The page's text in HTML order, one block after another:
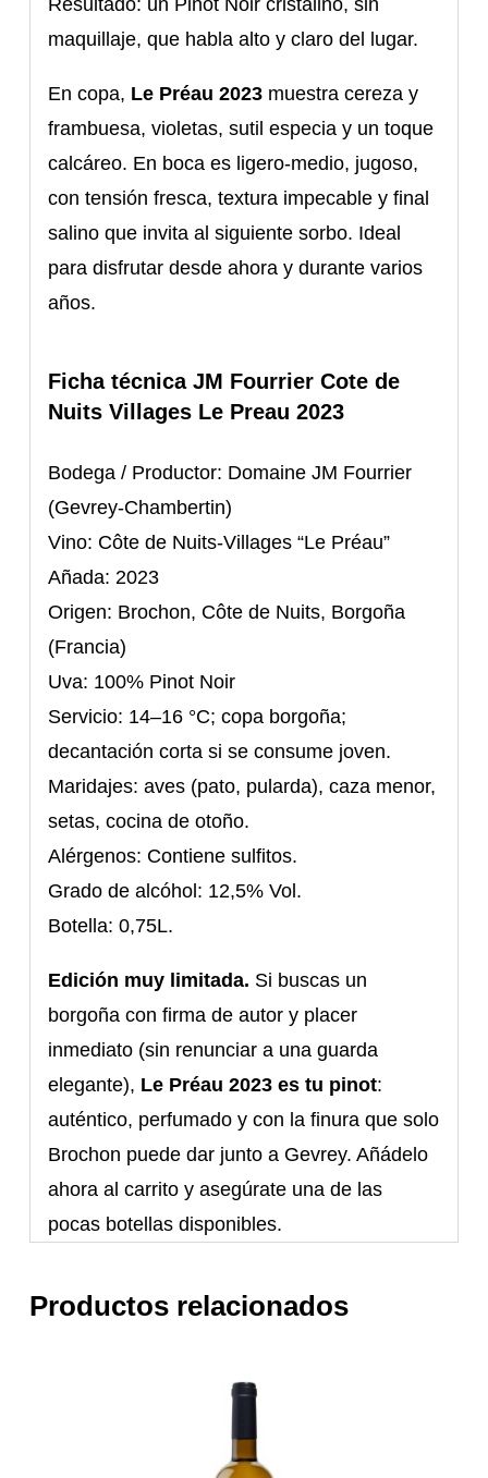
Resultado: un Pinot Noir cristalino, sin
maquillaje, que habla alto y claro del lugar.
En copa, Le Préau 2023 muestra cereza y
frambuesa, violetas, sutil especia y un toque
calcáreo. En boca es ligero-medio, jugoso,
con tensión fresca, textura impecable y final
salino que invita al siguiente sorbo. Ideal
para disfrutar desde ahora y durante varios
años.
Ficha técnica JM Fourrier Cote de
Nuits Villages Le Preau 2023
Bodega / Productor: Domaine JM Fourrier
(Gevrey-Chambertin)
Vino: Côte de Nuits-Villages “Le Préau”
Añada: 2023
Origen: Brochon, Côte de Nuits, Borgoña
(Francia)
Uva: 100% Pinot Noir
Servicio: 14–16 °C; copa borgoña;
decantación corta si se consume joven.
Maridajes: aves (pato, pularda), caza menor,
setas, cocina de otoño.
Alérgenos: Contiene sulfitos.
Grado de alcóhol: 12,5% Vol.
Botella: 0,75L.
Edición muy limitada. Si buscas un
borgoña con firma de autor y placer
inmediato (sin renunciar a una guarda
elegante), Le Préau 2023 es tu pinot:
auténtico, perfumado y con la finura que solo
Brochon puede dar junto a Gevrey. Añádelo
ahora al carrito y asegúrate una de las
pocas botellas disponibles.
Productos relacionados